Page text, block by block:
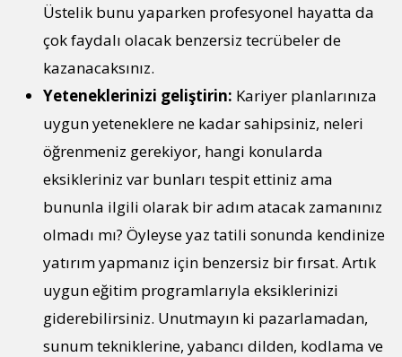
Üstelik bunu yaparken profesyonel hayatta da
çok faydalı olacak benzersiz tecrübeler de
kazanacaksınız.
Yeteneklerinizi geliştirin: Kariyer planlarınıza
uygun yeteneklere ne kadar sahipsiniz, neleri
öğrenmeniz gerekiyor, hangi konularda
eksikleriniz var bunları tespit ettiniz ama
bununla ilgili olarak bir adım atacak zamanınız
olmadı mı? Öyleyse yaz tatili sonunda kendinize
yatırım yapmanız için benzersiz bir fırsat. Artık
uygun eğitim programlarıyla eksiklerinizi
giderebilirsiniz. Unutmayın ki pazarlamadan,
sunum tekniklerine, yabancı dilden, kodlama ve